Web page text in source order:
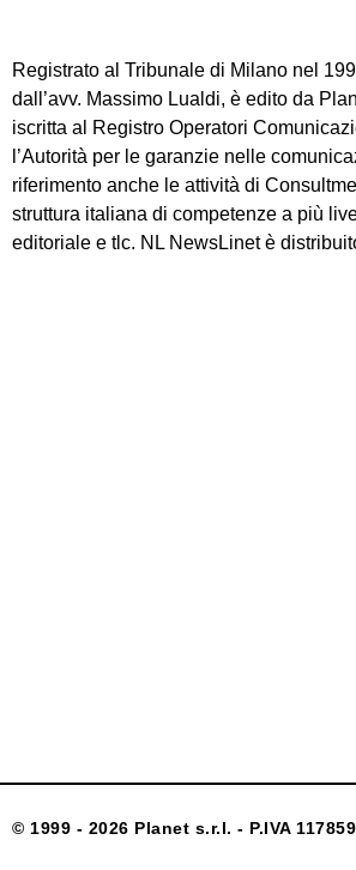
Registrato al Tribunale di Milano nel
dall’avv. Massimo Lualdi, è edito da
iscritta al Registro Operatori
l’Autorità per le garanzie nelle
riferimento anche le attività di
struttura italiana di competenze a più
editoriale e tlc. NL NewsLinet è
© 1999 - 2026 Planet s.r.l. - P.IVA